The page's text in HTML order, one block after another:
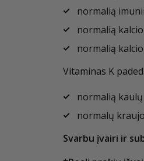
normalią
normalią
normalią
Vitaminas K
normalią
normalų
Svarbu įvairi ir